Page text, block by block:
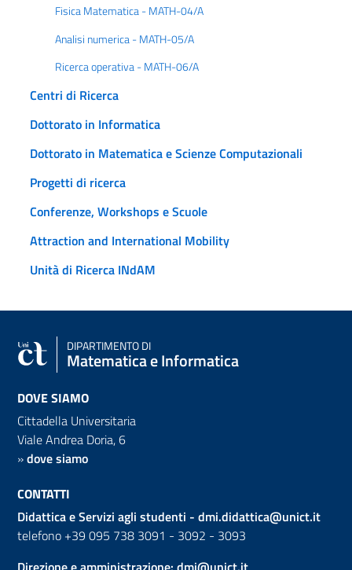
Fisica Matematica - MATH-04/A
Analisi numerica - MATH-05/A
Ricerca operativa - MATH-06/A
Centri di Ricerca
Dottorato in Informatica
Dottorato in Matematica e Scienze Computazionali
Progetti di ricerca
Conferenze, Workshops e Scuole
Attraction and International Mobility
Unità di Ricerca INdAM
DIPARTIMENTO DI
Matematica e Informatica
DOVE SIAMO
Cittadella Universitaria
Viale Andrea Doria, 6
»dove siamo
CONTATTI
Didattica e Servizi agli studenti - dmi.didattica@unict.it
telefono +39 095 738 3091 - 3092 - 3093